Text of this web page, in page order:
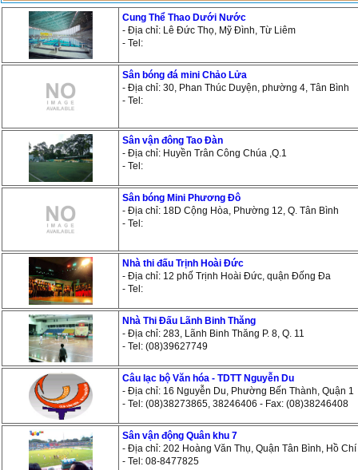
Cung Thể Thao Dưới Nước
- Địa chỉ: Lê Đức Thọ, Mỹ Đình, Từ Liêm
- Tel:
Sân bóng đá mini Chảo Lửa
- Địa chỉ: 30, Phan Thúc Duyện, phường 4, Tân Bình
- Tel:
Sân vận đông Tao Đàn
- Địa chỉ: Huyền Trân Công Chúa ,Q.1
- Tel:
Sân bóng Mini Phương Đô
- Địa chỉ: 18D Cộng Hòa, Phường 12, Q. Tân Bình
- Tel:
Nhà thi đấu Trịnh Hoài Đức
- Địa chỉ: 12 phố Trịnh Hoài Đức, quận Đống Đa
- Tel:
Nhà Thi Đấu Lãnh Binh Thăng
- Địa chỉ: 283, Lãnh Binh Thăng P. 8, Q. 11
- Tel: (08)39627749
Câu lạc bộ Văn hóa - TDTT Nguyễn Du
- Địa chỉ: 16 Nguyễn Du, Phường Bến Thành, Quận 1
- Tel: (08)38273865, 38246406 - Fax: (08)38246408
Sân vận động Quân khu 7
- Địa chỉ: 202 Hoàng Văn Thụ, Quận Tân Bình, Hồ
- Tel: 08-8477825